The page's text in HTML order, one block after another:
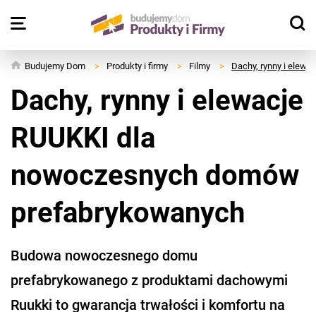
Budujemy Dom > Produkty i firmy > Filmy > Dachy, rynny i
Dachy, rynny i elewacje
RUUKKI dla
nowoczesnych domów
prefabrykowanych
Budowa nowoczesnego domu
prefabrykowanego z produktami dachowymi
Ruukki to gwarancja trwałości i komfortu na